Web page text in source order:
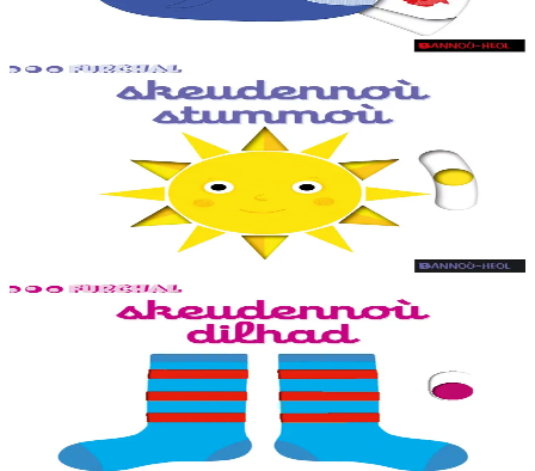
1 ans et plus
Mon imagier des formes
Des animations adaptées aux tout-petits sur chaque double page, dès
la couverture. Un petit jeu pour s'amuser avec les mots à la fin du
1 ans et plus
Mon imagier des vêtements
Des animations adaptées aux tout-petits sur chaque double page, dès
la couverture. Un petit jeu pour s'amuser avec les mots à la fin du